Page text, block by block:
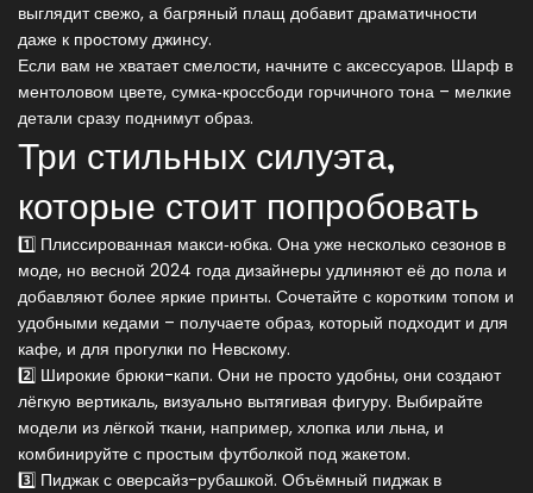
выглядит свежо, а багряный плащ добавит драматичности
даже к простому джинсу.
Если вам не хватает смелости, начните с аксессуаров. Шарф в
ментоловом цвете, сумка‑кроссбоди горчичного тона – мелкие
детали сразу поднимут образ.
Три стильных силуэта,
которые стоит попробовать
1️⃣ Плиссированная макси‑юбка. Она уже несколько сезонов в
моде, но весной 2024 года дизайнеры удлиняют её до пола и
добавляют более яркие принты. Сочетайте с коротким топом и
удобными кедами – получаете образ, который подходит и для
кафе, и для прогулки по Невскому.
2️⃣ Широкие брюки-капи. Они не просто удобны, они создают
лёгкую вертикаль, визуально вытягивая фигуру. Выбирайте
модели из лёгкой ткани, например, хлопка или льна, и
комбинируйте с простым футболкой под жакетом.
3️⃣ Пиджак с оверсайз-рубашкой. Объёмный пиджак в